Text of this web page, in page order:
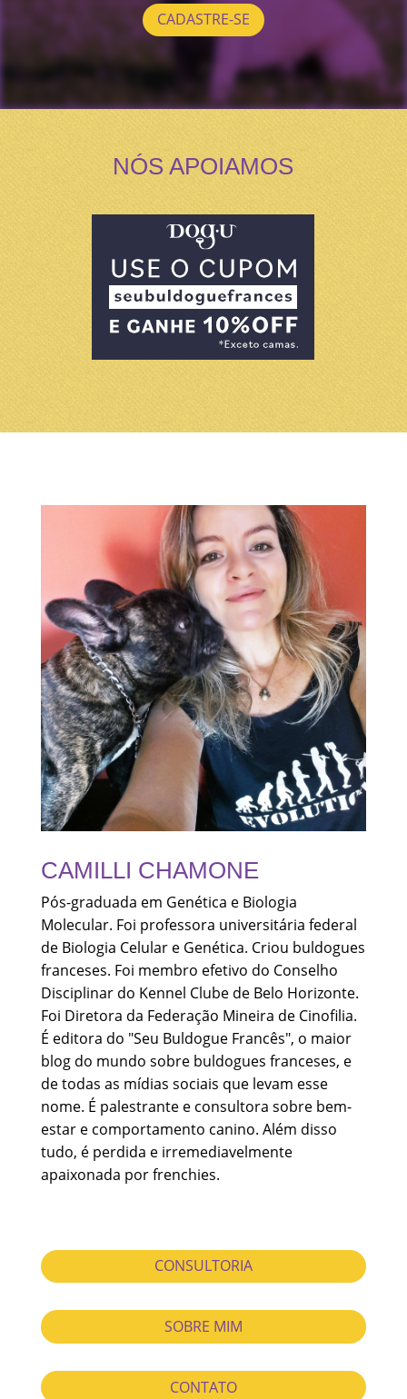
CADASTRE-SE
NÓS APOIAMOS
CAMILLI CHAMONE
Pós-graduada em Genética e Biologia
Molecular. Foi professora universitária federal
de Biologia Celular e Genética. Criou buldogues
franceses. Foi membro efetivo do Conselho
Disciplinar do Kennel Clube de Belo Horizonte.
Foi Diretora da Federação Mineira de Cinofilia.
É editora do "Seu Buldogue Francês", o maior
blog do mundo sobre buldogues franceses, e
de todas as mídias sociais que levam esse
nome. É palestrante e consultora sobre bem-
estar e comportamento canino. Além disso
tudo, é perdida e irremediavelmente
apaixonada por frenchies.
CONSULTORIA
SOBRE MIM
CONTATO